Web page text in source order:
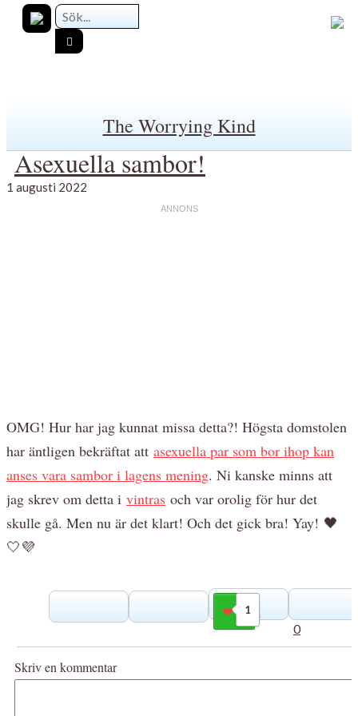
The Worrying Kind
Asexuella sambor!
1 augusti 2022
OMG! Hur har jag kunnat missa detta?! Högsta domstolen
har äntligen bekräftat att asexuella par som bor ihop kan
anses vara sambor i lagens mening. Ni kanske minns att
jag skrev om detta i vintras och var orolig för hur det
skulle gå. Men nu är det klart! Och det gick bra! Yay! 🖤
🤍💜
1
Gilla
0
Skriv en kommentar